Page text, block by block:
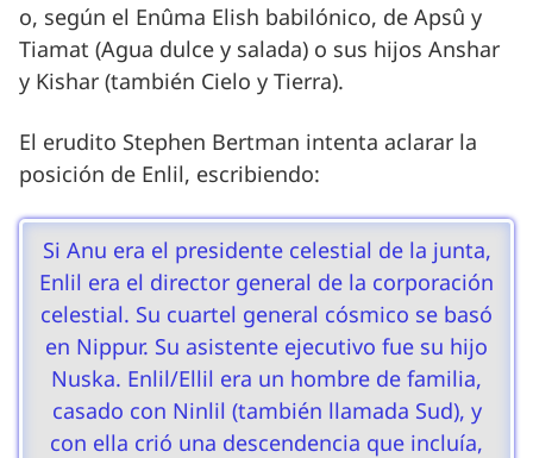
o, según el Enûma Elish babilónico, de Apsû y
Tiamat (Agua dulce y salada) o sus hijos Anshar
y Kishar (también Cielo y Tierra).
El erudito Stephen Bertman intenta aclarar la
posición de Enlil, escribiendo:
Si Anu era el presidente celestial de la junta,
Enlil era el director general de la corporación
celestial. Su cuartel general cósmico se basó
en Nippur. Su asistente ejecutivo fue su hijo
Nuska. Enlil/Ellil era un hombre de familia,
casado con Ninlil (también llamada Sud), y
con ella crió una descendencia que incluía,